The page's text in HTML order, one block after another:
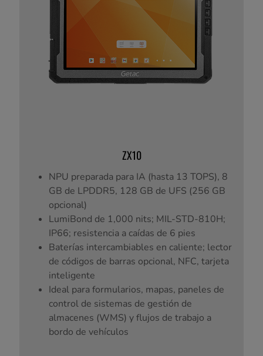
ZX10
NPU preparada para IA (hasta 13 TOPS), 8
GB de LPDDR5, 128 GB de UFS (256 GB
opcional)
LumiBond de 1,000 nits; MIL-STD-810H;
IP66; resistencia a caídas de 6 pies
Baterías intercambiables en caliente; lector
de códigos de barras opcional, NFC, tarjeta
inteligente
Ideal para formularios, mapas, paneles de
control de sistemas de gestión de
almacenes (WMS) y flujos de trabajo a
bordo de vehículos